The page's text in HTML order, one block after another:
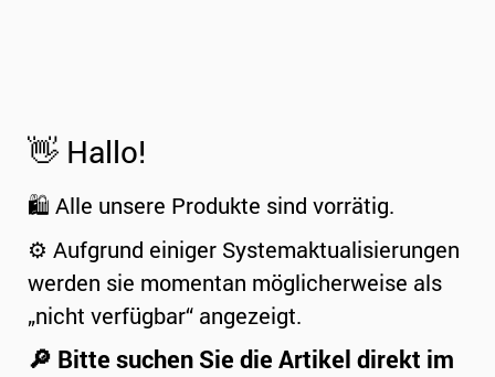
👋 Hallo!
🛍️ Alle unsere Produkte sind vorrätig.
⚙️ Aufgrund einiger Systemaktualisierungen
werden sie momentan möglicherweise als
„nicht verfügbar“ angezeigt.
🔎 Bitte suchen Sie die Artikel direkt im